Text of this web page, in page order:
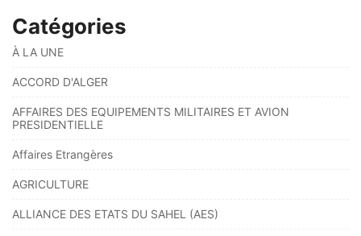
Catégories
À LA UNE
ACCORD D'ALGER
AFFAIRES DES EQUIPEMENTS MILITAIRES ET AVION
PRESIDENTIELLE
Affaires Etrangères
AGRICULTURE
ALLIANCE DES ETATS DU SAHEL (AES)